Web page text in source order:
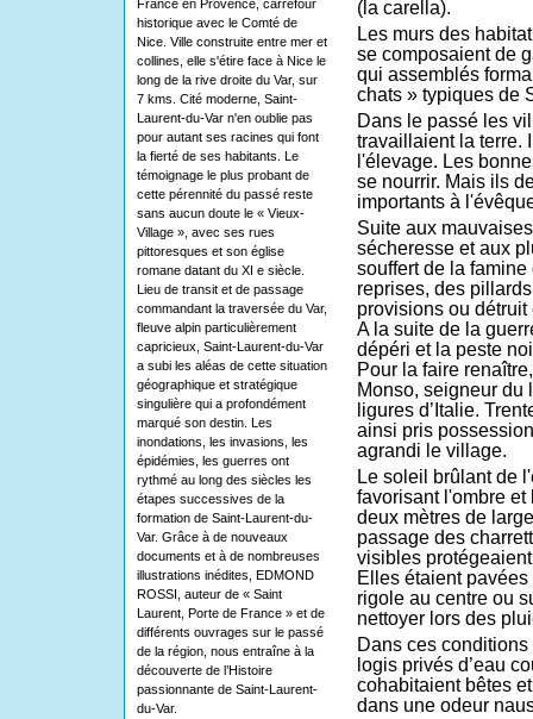
France en Provence, carrefour
historique avec le Comté de
Nice. Ville construite entre mer et
collines, elle s'étire face à Nice le
long de la rive droite du Var, sur
7 kms. Cité moderne, Saint-
Laurent-du-Var n'en oublie pas
pour autant ses racines qui font
la fierté de ses habitants. Le
témoignage le plus probant de
cette pérennité du passé reste
sans aucun doute le « Vieux-
Village », avec ses rues
pittoresques et son église
romane datant du XI e siècle.
Lieu de transit et de passage
commandant la traversée du Var,
fleuve alpin particulièrement
capricieux, Saint-Laurent-du-Var
a subi les aléas de cette situation
géographique et stratégique
singulière qui a profondément
marqué son destin. Les
inondations, les invasions, les
épidémies, les guerres ont
rythmé au long des siècles les
étapes successives de la
formation de Saint-Laurent-du-
Var. Grâce à de nouveaux
documents et à de nombreuses
illustrations inédites, EDMOND
ROSSI, auteur de « Saint
Laurent, Porte de France » et de
différents ouvrages sur le passé
de la région, nous entraîne à la
découverte de l’Histoire
passionnante de Saint-Laurent-
du-Var.
(la carella).
Les murs des
se composaient de
qui assemblés
chats » typiques de
Dans le passé les
travaillaient la terre.
l'élevage. Les
se nourrir. Mais ils
importants à
Suite aux
sécheresse et aux
souffert de la
reprises, des
provisions ou
A la suite de la
dépéri et la peste
Pour la faire
Monso, seigneur du
ligures d’Italie.
ainsi pris
agrandi le village.
Le soleil brûlant de
favorisant l'ombre et
deux mètres de
passage des
visibles
Elles étaient
rigole au centre ou
nettoyer lors des
Dans ces
logis privés d’eau
cohabitaient bêtes
dans une odeur